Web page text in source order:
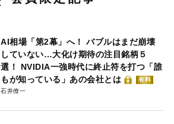
AI相場「第2幕」へ！ バブルはまだ崩壊
していない…大化け期待の注目銘柄５
選！ NVIDIA一強時代に終止符を打つ「誰
もが知っている」あの会社とは
有料
石井僚一